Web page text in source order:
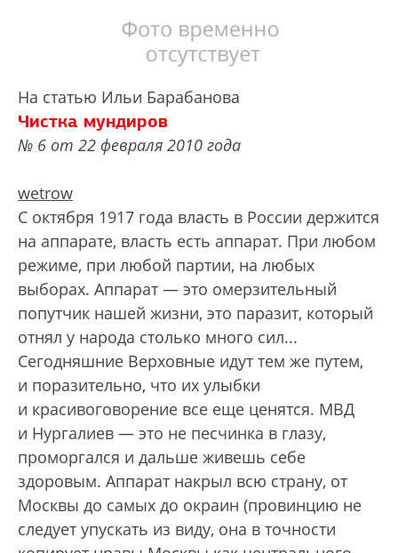
На статью Ильи Барабанова
Чистка мундиров
№ 6 от 22 февраля 2010 года
wetrow
С октября 1917 года власть в России держится
на аппарате, власть есть аппарат. При любом
режиме, при любой партии, на любых
выборах. Аппарат — это омерзительный
попутчик нашей жизни, это паразит, который
отнял у народа столько много сил...
Сегодняшние Верховные идут тем же путем,
и поразительно, что их улыбки
и красивоговорение все еще ценятся. МВД
и Нургалиев — это не песчинка в глазу,
проморгался и дальше живешь себе
здоровым. Аппарат накрыл всю страну, от
Москвы до самых до окраин (провинцию не
следует упускать из виду, она в точности